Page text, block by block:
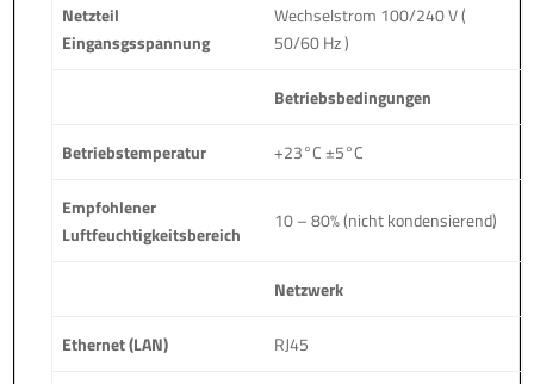
Netzteil
Eingansgsspannung
Wechselstrom 100/240 V (
50/60 Hz )
Betriebsbedingungen
Betriebstemperatur +23°C ±5°C
Empfohlener
Luftfeuchtigkeitsbereich
10 – 80% (nicht kondensierend)
Netzwerk
Ethernet (LAN) RJ45